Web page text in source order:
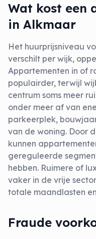
Wat kost een
in Alkmaar
Het huurprijsniveau
verschilt per wijk,
Appartementen in of
populairder, terwijl
centrum soms meer
onder meer af van
parkeerplek,
van de woning. Door
kunnen
gereguleerde
hebben. Ruimere of
vaker in de vrije
totale maandlasten
Fraude